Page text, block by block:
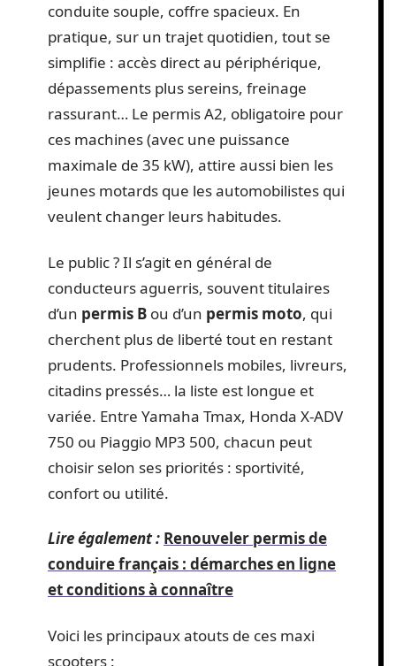
conduite souple, coffre spacieux. En
pratique, sur un trajet quotidien, tout se
simplifie : accès direct au périphérique,
dépassements plus sereins, freinage
rassurant… Le permis A2, obligatoire pour
ces machines (avec une puissance
maximale de 35 kW), attire aussi bien les
jeunes motards que les automobilistes qui
veulent changer leurs habitudes.
Le public ? Il s’agit en général de
conducteurs aguerris, souvent titulaires
d’un permis B ou d’un permis moto, qui
cherchent plus de liberté tout en restant
prudents. Professionnels mobiles, livreurs,
citadins pressés… la liste est longue et
variée. Entre Yamaha Tmax, Honda X-ADV
750 ou Piaggio MP3 500, chacun peut
choisir selon ses priorités : sportivité,
confort ou utilité.
Lire également : Renouveler permis de
conduire français : démarches en ligne
et conditions à connaître
Voici les principaux atouts de ces maxi
scooters :